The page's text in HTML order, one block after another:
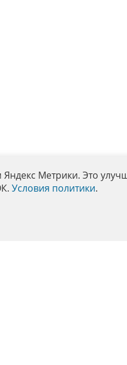
Метрики. Это
Условия политики.